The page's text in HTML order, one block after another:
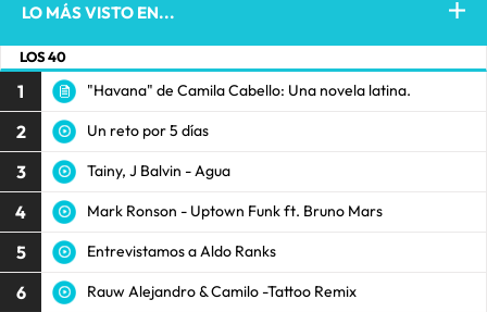
LO MÁS VISTO EN...
LOS 40
1 "Havana" de Camila Cabello: Una novela latina.
2 Un reto por 5 días
3 Tainy, J Balvin - Agua
4 Mark Ronson - Uptown Funk ft. Bruno Mars
5 Entrevistamos a Aldo Ranks
6 Rauw Alejandro & Camilo -Tattoo Remix